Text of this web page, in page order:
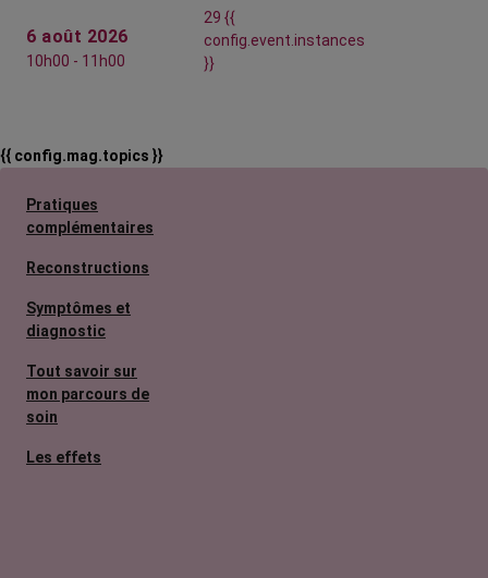
6 août 2026
10h00 - 11h00
29 {{
config.event.instances
}}
{{ config.mag.topics }}
Pratiques
complémentaires
Reconstructions
Symptômes et
diagnostic
Tout savoir sur
mon parcours de
soin
Les effets